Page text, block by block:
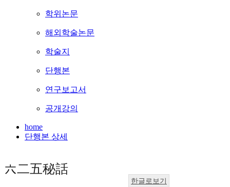
학위논문
해외학술논문
학술지
단행본
연구보고서
공개강의
home
단행본 상세
六二五秘話
한글로보기